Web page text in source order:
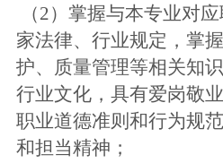
（2）掌握与本专业对
家法律、行业规定，掌
护、质量管理等相关知
行业文化，具有爱岗敬
职业道德准则和行为规
和担当精神；